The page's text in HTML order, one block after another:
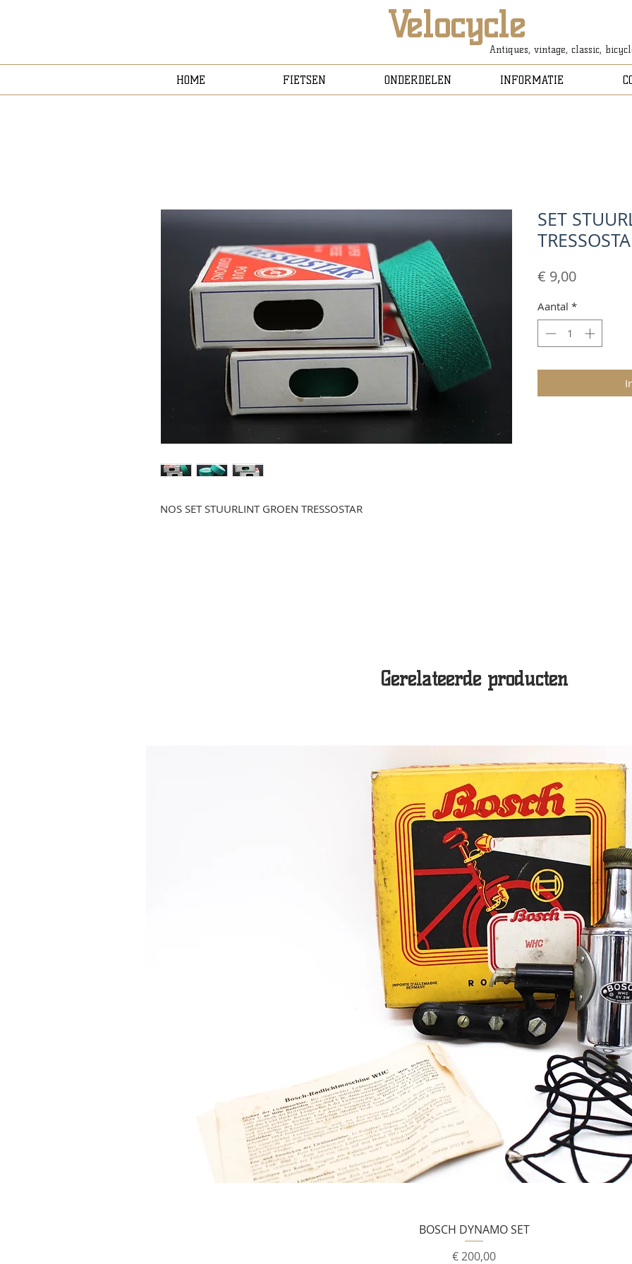
Velocycle
Antiques, vintage, classic,
HOME FIETSEN ONDERDELEN INFORMATIE
NOS SET STUURLINT GROEN TRESSOSTAR
SET
€ 9,00Prijs
Aantal *
Gerelateerde producten
BOSCH DYNAMO SET
Prijs
€ 200,00